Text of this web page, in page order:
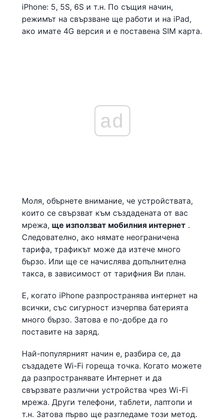
iPhone: 5, 5S, 6S и т.н. По същия начин,
режимът на свързване ще работи и на iPad,
ако имате 4G версия и е поставена SIM карта.
ad
Моля, обърнете внимание, че устройствата,
които се свързват към създадената от вас
мрежа, ще използват мобилния интернет .
Следователно, ако нямате неограничена
тарифа, трафикът може да изтече много
бързо. Или ще се начислява допълнителна
такса, в зависимост от тарифния Ви план.
Е, когато iPhone разпространява интернет на
всички, със сигурност изчерпва батерията
много бързо. Затова е по-добре да го
поставите на заряд.
Най-популярният начин е, разбира се, да
създадете Wi-Fi гореща точка. Когато можете
да разпространявате Интернет и да
свързвате различни устройства чрез Wi-Fi
мрежа. Други телефони, таблети, лаптопи и
т.н. Затова първо ще разгледаме този метод.